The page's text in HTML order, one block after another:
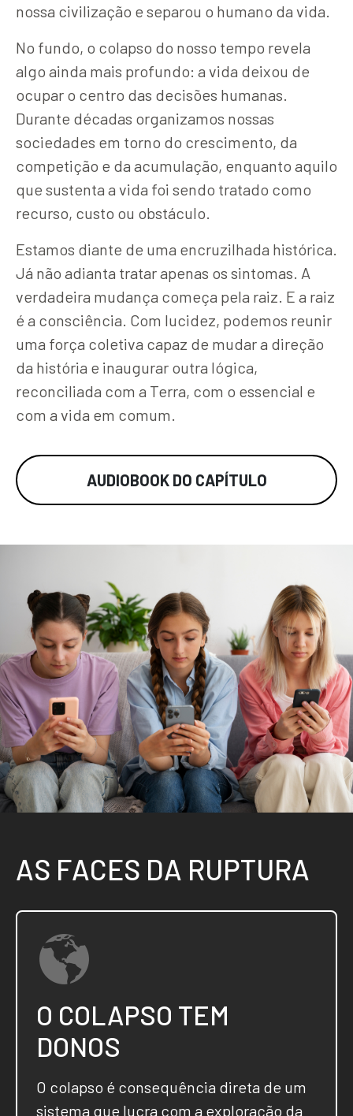
nossa civilização e separou o humano da vida.
No fundo, o colapso do nosso tempo revela
algo ainda mais profundo: a vida deixou de
ocupar o centro das decisões humanas.
Durante décadas organizamos nossas
sociedades em torno do crescimento, da
competição e da acumulação, enquanto aquilo
que sustenta a vida foi sendo tratado como
recurso, custo ou obstáculo.
Estamos diante de uma encruzilhada histórica.
Já não adianta tratar apenas os sintomas. A
verdadeira mudança começa pela raiz. E a raiz
é a consciência. Com lucidez, podemos reunir
uma força coletiva capaz de mudar a direção
da história e inaugurar outra lógica,
reconciliada com a Terra, com o essencial e
com a vida em comum.
AUDIOBOOK DO CAPÍTULO
AS FACES DA RUPTURA
O COLAPSO TEM
DONOS
O colapso é consequência direta de um
sistema que lucra com a exploração da